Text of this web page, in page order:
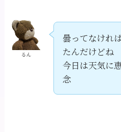
るん
曇ってなけれ
たんだけどね
今日は天気に
念